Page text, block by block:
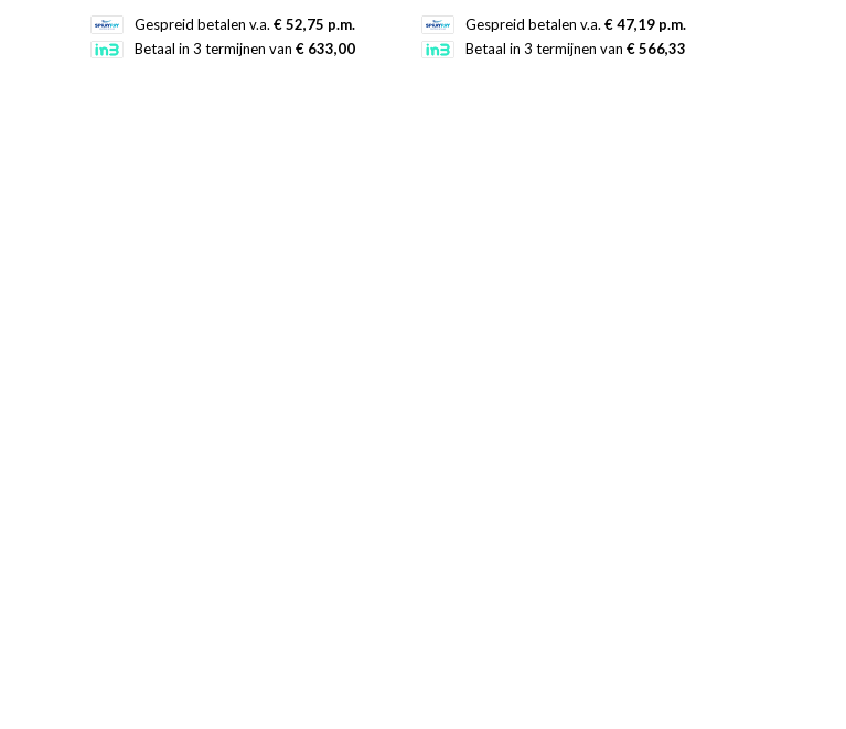
Dit
product
Gespreid betalen v.a. € 52,75 p.m.
Betaal in 3 termijnen van € 633,00
Dit
product
Gespreid betalen v.a. € 47,19 p.m.
Betaal in 3 termijnen van € 566,33